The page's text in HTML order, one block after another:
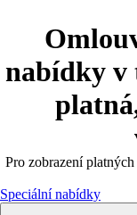
nabídky v
Pro zobrazení
Speciální nabídky